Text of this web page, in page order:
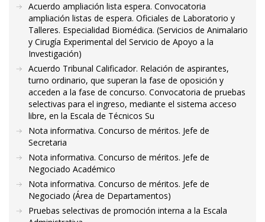
Acuerdo ampliación lista espera. Convocatoria
ampliación listas de espera. Oficiales de Laboratorio y
Talleres. Especialidad Biomédica. (Servicios de Animalario
y Cirugía Experimental del Servicio de Apoyo a la
Investigación)
Acuerdo Tribunal Calificador. Relación de aspirantes,
turno ordinario, que superan la fase de oposición y
acceden a la fase de concurso. Convocatoria de pruebas
selectivas para el ingreso, mediante el sistema acceso
libre, en la Escala de Técnicos Su
Nota informativa. Concurso de méritos. Jefe de
Secretaria
Nota informativa. Concurso de méritos. Jefe de
Negociado Académico
Nota informativa. Concurso de méritos. Jefe de
Negociado (Área de Departamentos)
Pruebas selectivas de promoción interna a la Escala